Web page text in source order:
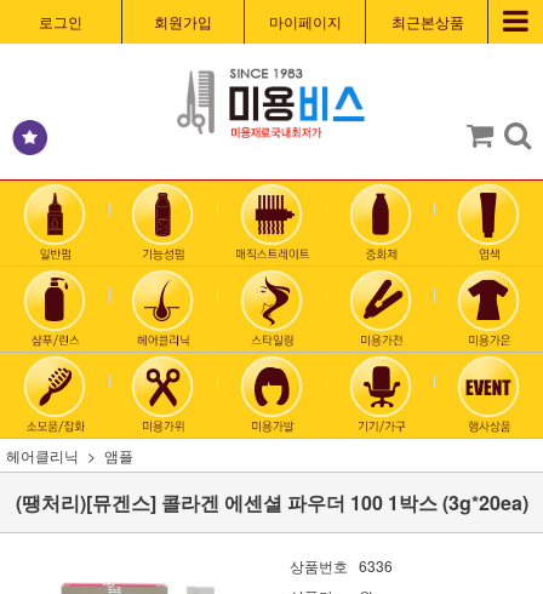
로그인 회원가입 마이페이지 최근본상품
헤어클리닉 앰플
(땡처리)[뮤겐스] 콜라겐 에센셜 파우더 100 1박스 (3g*20ea)
상품번호 6336